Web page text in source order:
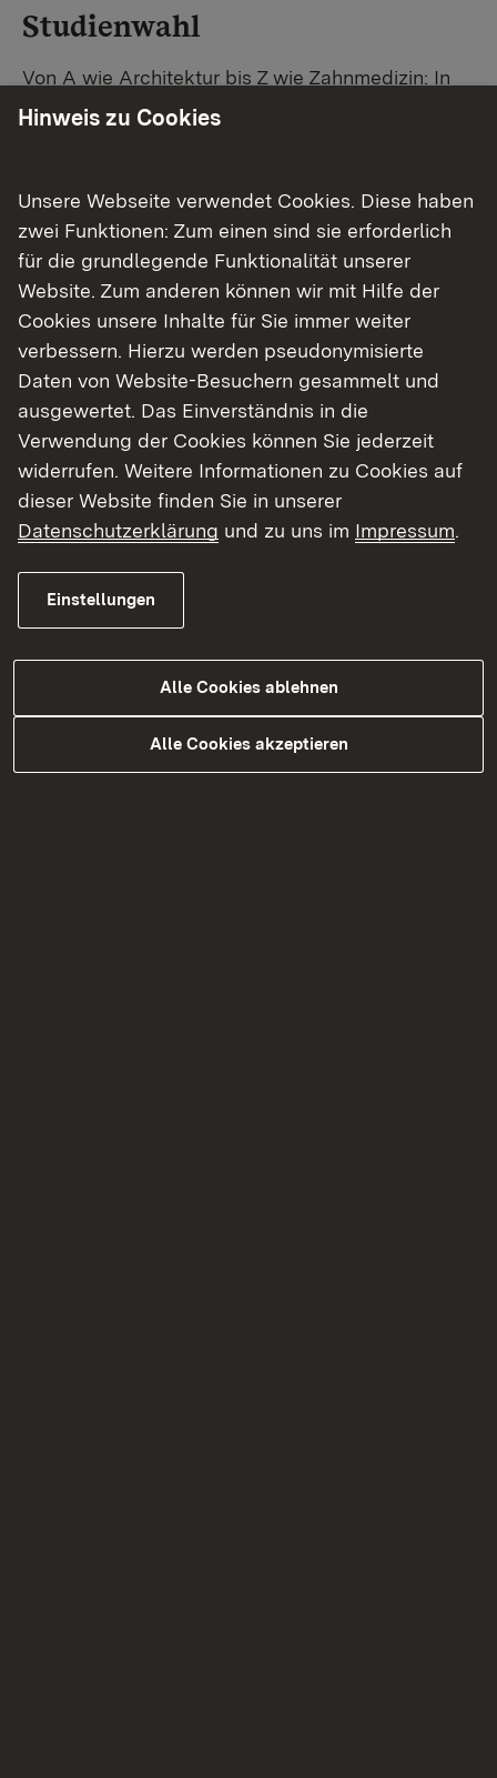
Studienwahl
Von A wie Architektur bis Z wie Zahnmedizin: In
Baden-Württemberg warten unzählige
Studiengangsuche schnell den passenden
Studienplatz. Außerdem gibt's eine Schritt-für-
Schritt-Anleitung zu deinem Traum-Studium.
Finde dein Studium in Baden-Württemberg
Hinweis zu Cookies
Unsere Webseite verwendet Cookies. Diese haben
zwei Funktionen: Zum einen sind sie erforderlich
für die grundlegende Funktionalität unserer
Website. Zum anderen können wir mit Hilfe der
Cookies unsere Inhalte für Sie immer weiter
verbessern. Hierzu werden pseudonymisierte
Daten von Website-Besuchern gesammelt und
ausgewertet. Das Einverständnis in die
Verwendung der Cookies können Sie jederzeit
widerrufen. Weitere Informationen zu Cookies auf
dieser Website finden Sie in unserer
Datenschutzerklärung und zu uns im Impressum.
Einstellungen
Alle Cookies ablehnen
Alle Cookies akzeptieren